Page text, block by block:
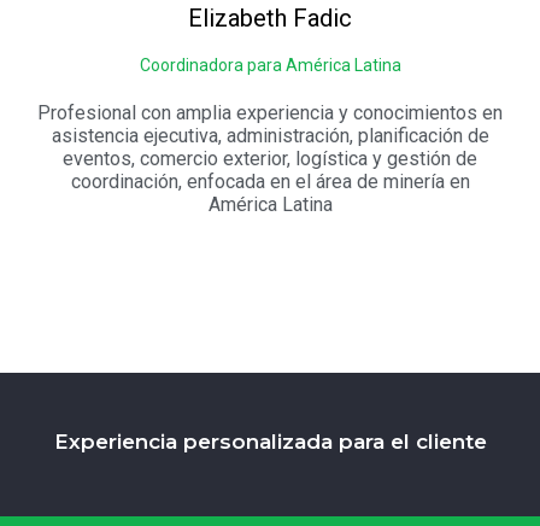
Elizabeth Fadic
Coordinadora para América Latina
Profesional con amplia experiencia y conocimientos en
asistencia ejecutiva, administración, planificación de
eventos, comercio exterior, logística y gestión de
coordinación, enfocada en el área de minería en
América Latina
Experiencia personalizada para el cliente